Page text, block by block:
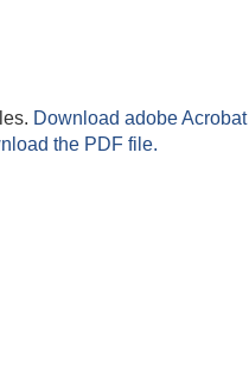
Download adobe Acrobat
the PDF file.